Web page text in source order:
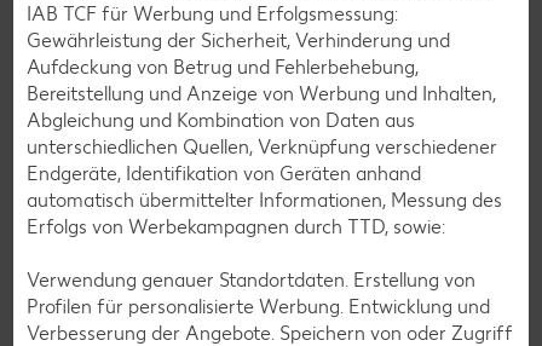
Weitere interessante Beiträge
IAB TCF für Werbung und Erfolgsmessung:
Gewährleistung der Sicherheit, Verhinderung und
Aufdeckung von Betrug und Fehlerbehebung,
Bereitstellung und Anzeige von Werbung und Inhalten,
Abgleichung und Kombination von Daten aus
unterschiedlichen Quellen, Verknüpfung verschiedener
Endgeräte, Identifikation von Geräten anhand
automatisch übermittelter Informationen, Messung des
Erfolgs von Werbekampagnen durch TTD, sowie:
Verwendung genauer Standortdaten. Erstellung von
Profilen für personalisierte Werbung. Entwicklung und
Verbesserung der Angebote. Speichern von oder Zugriff